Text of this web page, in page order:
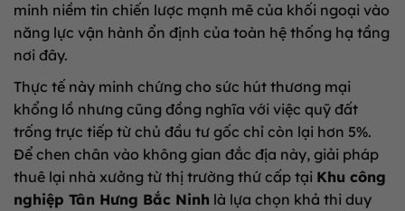
minh niềm tin chiến lược mạnh mẽ của khối ngoại vào
năng lực vận hành ổn định của toàn hệ thống hạ tầng
nơi đây.
Thực tế này minh chứng cho sức hút thương mại
khổng lồ nhưng cũng đồng nghĩa với việc quỹ đất
trống trực tiếp từ chủ đầu tư gốc chỉ còn lại hơn 5%.
Để chen chân vào không gian đắc địa này, giải pháp
thuê lại nhà xưởng từ thị trường thứ cấp tại Khu công
nghiệp Tân Hưng Bắc Ninh là lựa chọn khả thi duy